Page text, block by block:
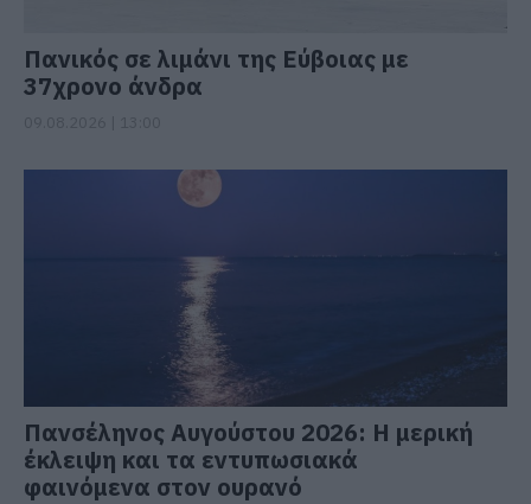
Πανικός σε λιμάνι της Εύβοιας με
37χρονο άνδρα
Πανσέληνος Αυγούστου 2026: Η μερική
έκλειψη και τα εντυπωσιακά
φαινόμενα στον ουρανό